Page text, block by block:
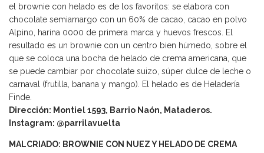
el brownie con helado es de los favoritos: se elabora con
chocolate semiamargo con un 60% de cacao, cacao en polvo
Alpino, harina 0000 de primera marca y huevos frescos. El
resultado es un brownie con un centro bien húmedo, sobre el
que se coloca una bocha de helado de crema americana, que
se puede cambiar por chocolate suizo, súper dulce de leche o
carnaval (frutilla, banana y mango). El helado es de Heladería
Finde.
Dirección: Montiel 1593, Barrio Naón, Mataderos.
Instagram: @parrilavuelta
MALCRIADO: BROWNIE CON NUEZ Y HELADO DE CREMA